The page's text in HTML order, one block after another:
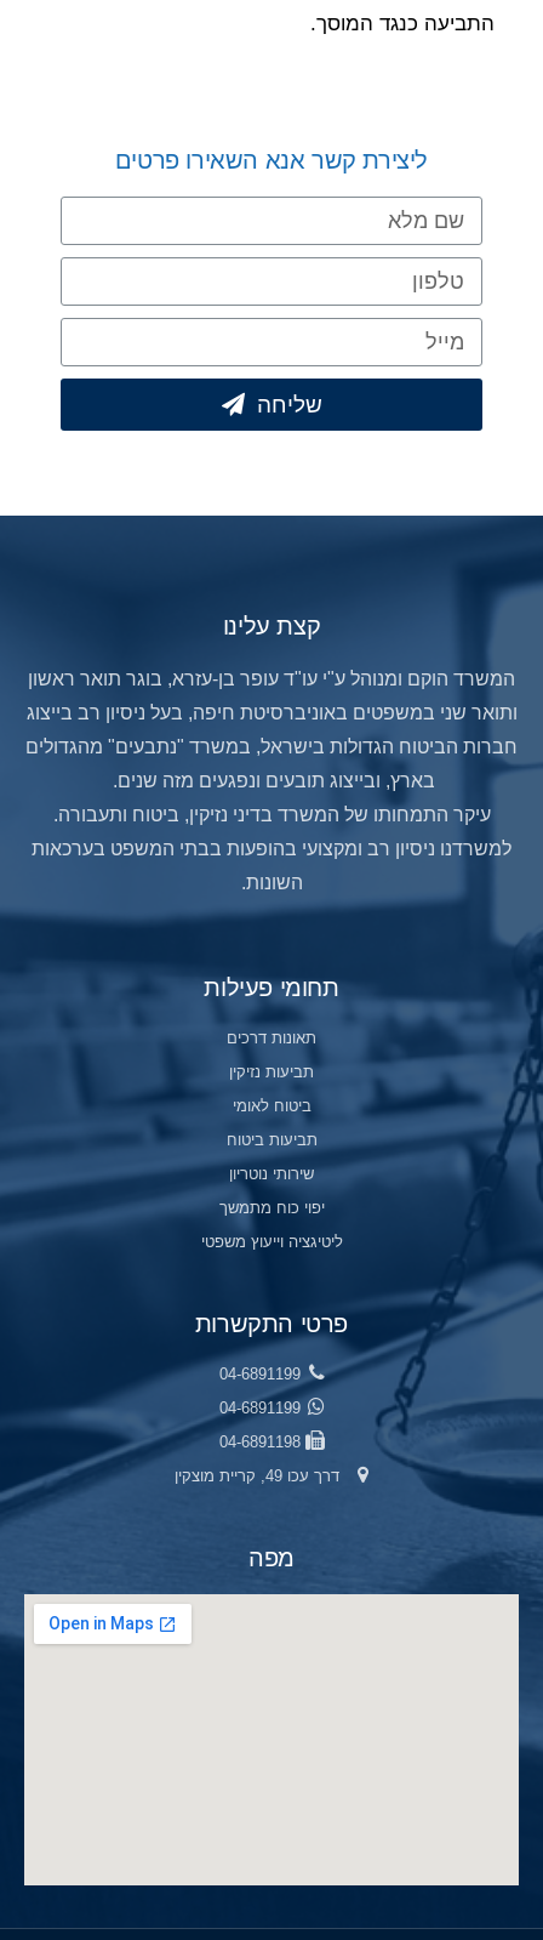
התביעה כנגד המוסך.
ליצירת קשר אנא השאירו פרטים
שליחה
קצת עלינו
המשרד הוקם ומנוהל ע"י עו"ד עופר בן-עזרא, בוגר תואר ראשון
ותואר שני במשפטים באוניברסיטת חיפה, בעל ניסיון רב בייצוג
חברות הביטוח הגדולות בישראל, במשרד "נתבעים" מהגדולים
בארץ, ובייצוג תובעים ונפגעים מזה שנים.
עיקר התמחותו של המשרד בדיני נזיקין, ביטוח ותעבורה.
למשרדנו ניסיון רב ומקצועי בהופעות בבתי המשפט בערכאות
השונות.
תחומי פעילות
תאונות דרכים
תביעות נזיקין
ביטוח לאומי
תביעות ביטוח
שירותי נוטריון
יפוי כוח מתמשך
ליטיגציה וייעוץ משפטי
פרטי התקשרות
04-6891199
04-6891199
04-6891198
דרך עכו 49, קריית מוצקין
מפה